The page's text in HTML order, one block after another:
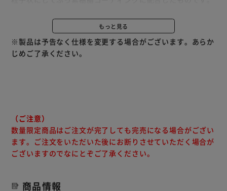
調理後はハンドルを外し、お皿として食卓へ並べられます。
ハンドルをはずしてお皿のように丸洗いが出来ます。
使用しないときは重ねて省スペースで収納できます。
有害物質（PFOA／PFOS）不使用の塗料を使用しているた
（※マルチハンドルは外してご使用ください）。
もっと見る
※製品は予告なく仕様を変更する場合がございます。あらか
じめご了承ください。
（ご注意）
数量限定商品はご注文が完了しても完売になる場合がござい
ます。ご注文をいただいた後にお断りさせていただく場合が
ございますのでなにとぞご了承ください。
商品情報